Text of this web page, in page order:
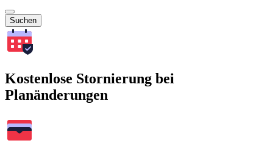
Suchen
Kostenlose Stornierung bei
Planänderungen